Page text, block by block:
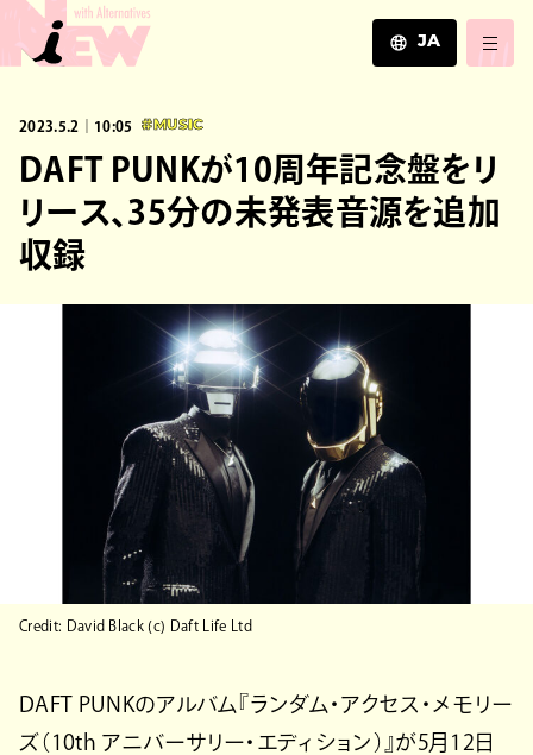
JA
ZH
2023.5.2｜10:05 #MUSIC
DAFT PUNKが10周年記念盤をリ
リース、35分の未発表音源を追加
収録
Credit: David Black (c) Daft Life Ltd
DAFT PUNKのアルバム『ランダム・アクセス・メモリー
ズ（10th アニバーサリー・エディション）』が5月12日